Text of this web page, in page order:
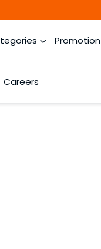
Promotion
Careers